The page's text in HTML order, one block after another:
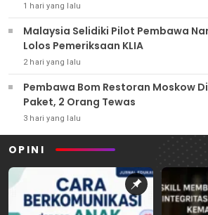
1 hari yang lalu
Malaysia Selidiki Pilot Pembawa
Lolos Pemeriksaan KLIA
2 hari yang lalu
Pembawa Bom Restoran Moskow
Paket, 2 Orang Tewas
3 hari yang lalu
OPINI